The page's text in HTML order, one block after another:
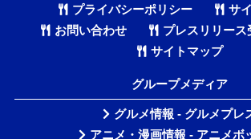
プライバシーポリシー
サ
お問い合わせ
プレスリリース
サイトマップ
グループメディア
グルメ情報 - グルメプレ
アニメ・漫画情報 - アニメボ